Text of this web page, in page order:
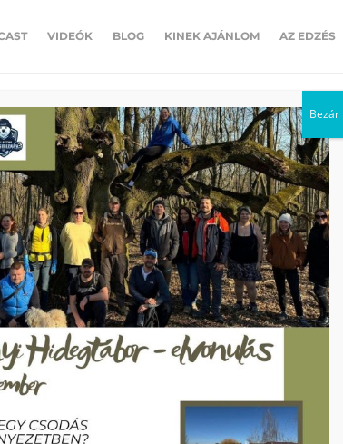
VIDEÓK BLOG KINEK AJÁNLOM AZ EDZÉS
Bezár